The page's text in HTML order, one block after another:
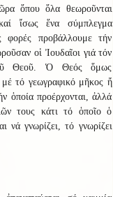
ὅπου ὅλα θεωροῦνται
ἴσως ἕνα σύμπλεγμα
προβάλλουμε τήν
οἱ Ἰουδαῖοι γιά τόν
Θεοῦ. Ὁ Θεός ὅμως
μέ τό γεωγραφικό μῆκος ἤ
ὁποία προέρχονται, ἀλλά
τους κάτι τό ὁποῖο ὁ
γνωρίζει, τό γνωρίζει